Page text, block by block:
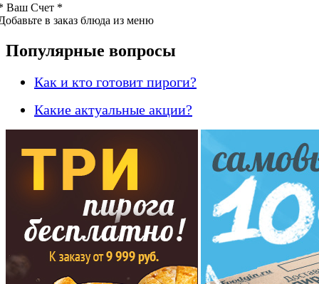
Ваш Счет *
в заказ блюда из меню
Популярные вопросы
Как и кто готовит пироги?
Какие актуальные акции?